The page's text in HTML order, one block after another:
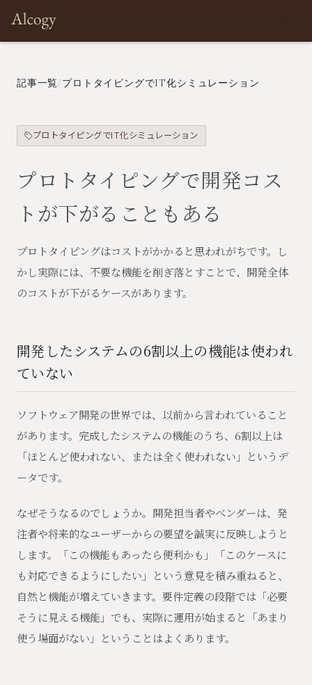
記事一覧/プロトタイピングでIT化シミュレーション
プロトタイピングでIT化シミュレーション
プロトタイピングで開発コス
トが下がることもある
プロトタイピングはコストがかかると思われがちです。し
かし実際には、不要な機能を削ぎ落とすことで、開発全体
のコストが下がるケースがあります。
開発したシステムの6割以上の機能は使われ
ていない
ソフトウェア開発の世界では、以前から言われていること
があります。完成したシステムの機能のうち、6割以上は
「ほとんど使われない、または全く使われない」というデ
ータです。
なぜそうなるのでしょうか。開発担当者やベンダーは、発
注者や将来的なユーザーからの要望を誠実に反映しようと
します。「この機能もあったら便利かも」「このケースに
も対応できるようにしたい」という意見を積み重ねると、
自然と機能が増えていきます。要件定義の段階では「必要
そうに見える機能」でも、実際に運用が始まると「あまり
使う場面がない」ということはよくあります。